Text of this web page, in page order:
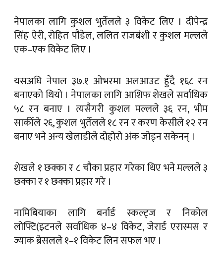
नेपालका लागि कुशल भुर्तेलले ३ विकेट लिए । दीपेन्द्र
सिंह ऐरी, रोहित पौडेल, ललित राजबंशी र कुशल मल्लले
एक–एक विकेट लिए ।
यसअघि नेपाल ३७.१ ओभरमा अलआउट हुँदै १६८ रन
बनाएको थियो । नेपालका लागि आशिफ शेखले सर्वाधिक
५८ रन बनाए । त्यसैगरी कुशल मल्लले ३६ रन, भीम
सार्कीले २६, कुशल भुर्तेलले १८ रन र करण केसीले १२ रन
बनाए भने अन्य खेलाडीले दोहोरो अंक जोड्न सकेनन् ।
शेखले १ छक्का र ८ चौका प्रहार गरेका थिए भने मल्लले ३
छक्का र १ छक्का प्रहार गरे ।
नामिबियाका लागि बर्नार्ड स्कल्ट्ज र निकोल
लोफ्टि(इटनले सर्वाधिक ४–४ विकेट, जेरार्ड एरास्मस र
ज्याक ब्रेसलले १–१ विकेट लिन सफल भए ।